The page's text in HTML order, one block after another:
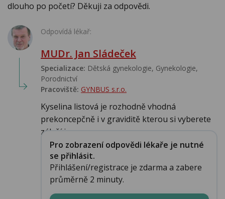
dlouho po početí? Děkuji za odpovědi.
Odpovídá lékař:
MUDr. Jan Sládeček
Specializace: Dětská gynekologie, Gynekologie,
Porodnictví
Pracoviště: GYNBUS s.r.o.
Kyselina listová je rozhodně vhodná
prekoncepčně i v graviditě kterou si vyberete
záleží j...
Pro zobrazení odpovědi lékaře je nutné
se přihlásit.
Přihlášení/registrace je zdarma a zabere
průměrně 2 minuty.